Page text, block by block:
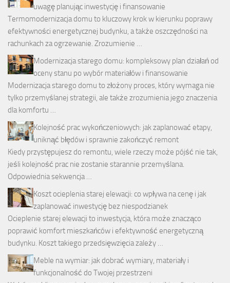
uwagę planując inwestycję i finansowanie
Termomodernizacja domu to kluczowy krok w kierunku poprawy
efektywności energetycznej budynku, a także oszczędności na
rachunkach za ogrzewanie. Zrozumienie …
Modernizacja starego domu: kompleksowy plan działań od
oceny stanu po wybór materiałów i finansowanie
Modernizacja starego domu to złożony proces, który wymaga nie
tylko przemyślanej strategii, ale także zrozumienia jego znaczenia
dla komfortu …
Kolejność prac wykończeniowych: jak zaplanować etapy,
uniknąć błędów i sprawnie zakończyć remont
Kiedy przystępujesz do remontu, wiele rzeczy może pójść nie tak,
jeśli kolejność prac nie zostanie starannie przemyślana.
Odpowiednia sekwencja …
Koszt ocieplenia starej elewacji: co wpływa na cenę i jak
zaplanować inwestycję bez niespodzianek
Ocieplenie starej elewacji to inwestycja, która może znacząco
poprawić komfort mieszkańców i efektywność energetyczną
budynku. Koszt takiego przedsięwzięcia zależy …
Meble na wymiar: jak dobrać wymiary, materiały i
funkcjonalność do Twojej przestrzeni